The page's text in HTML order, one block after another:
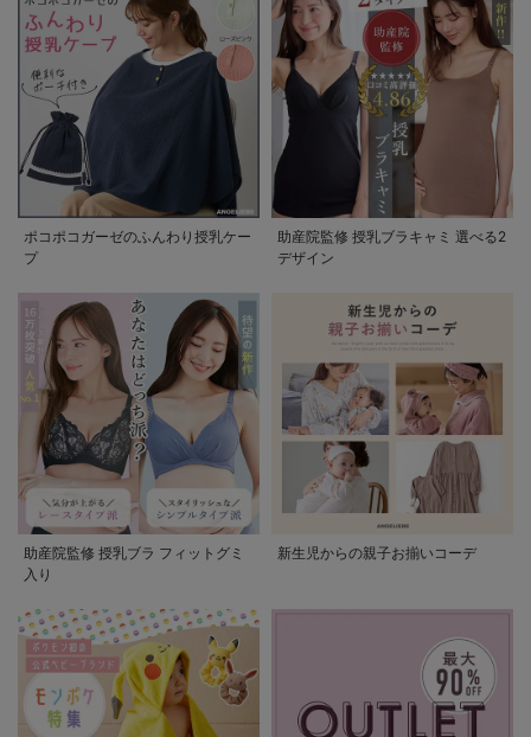
ポコポコガーゼのふんわり授乳ケー
プ
助産院監修 授乳ブラキャミ 選べる2
デザイン
助産院監修 授乳ブラ フィットグミ
入り
新生児からの親子お揃いコーデ